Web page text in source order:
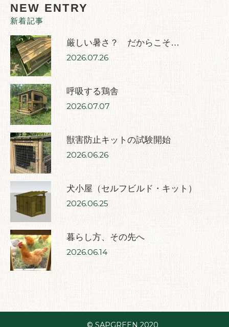
NEW ENTRY
新着記事
厳しい暑さ？ だからこそ…
2026.07.26
呼吸する鶏舎
2026.07.07
獣害防止キットの試験開始
2026.06.26
犬小屋（セルフビルド・キット）
2026.06.25
暮らし方、その先へ
2026.06.14
© SAPGREEN 2020